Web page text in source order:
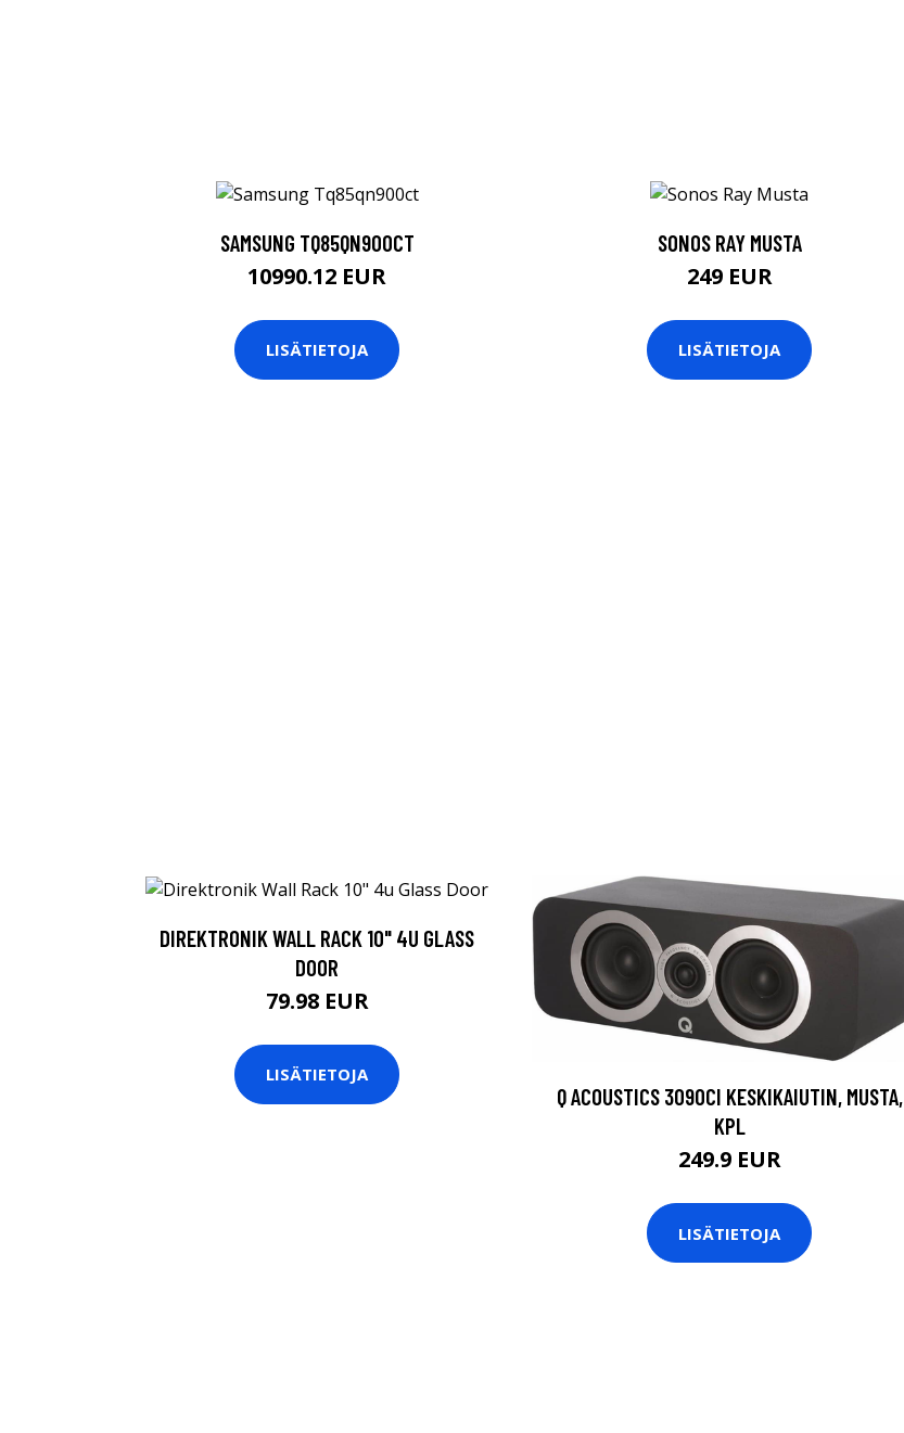
SAMSUNG TQ85QN900CT
10990.12 EUR
LISÄTIETOJA
SONOS RAY MUSTA
249 EUR
LISÄTIETOJA
DIREKTRONIK WALL RACK 10" 4U GLASS
DOOR
79.98 EUR
LISÄTIETOJA
Q ACOUSTICS 3090CI KESKIKAIUTIN, MUSTA,
KPL
249.9 EUR
LISÄTIETOJA